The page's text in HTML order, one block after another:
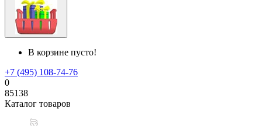
В корзине пусто!
+7 (495) 108-74-76
0
85138
Каталог товаров